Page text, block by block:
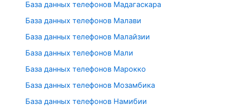
База данных телефонов Мадагаскара
База данных телефонов Малави
База данных телефонов Малайзии
База данных телефонов Мали
База данных телефонов Марокко
База данных телефонов Мозамбика
База данных телефонов Намибии